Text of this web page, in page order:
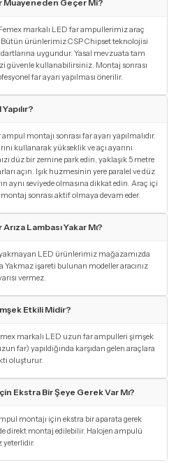
Muayeneden Geçer Mi?
markalı LED far ampullerimiz araç
ürünlerimiz CSP Chipset teknolojisi
uygundur. Yasal mevzuata tam
kullanabilirsiniz. Montaj sonrası
far ayarı yapılması önerilir.
montajı sonrası far ayarı yapılmalıdır.
kullanarak yükseklik ve açı ayarını
düz bir zemine park edin, yaklaşık 5 metre
açın. Işık huzmesinin yere paralel ve düz
aynı seviyede olmasına dikkat edin. Araç içi
sonrası aktif olmaya devam eder.
Lambası Yakar Mı?
LED ürünlerimiz mağazamızda
Yakmaz işareti bulunan modeller aracınız
vermez.
Etkili Midir?
markalı LED uzun far ampulleri şimşek
far) yapıldığında karşıdan gelen araçlara
oluşturur.
Ekstra Bir Şeye Gerek Var Mı?
montajı için ekstra bir aparata gerek
direkt montaj edilebilir. Halojen ampulü
yeterlidir.